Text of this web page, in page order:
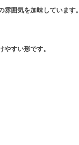
囲気を加味しています。
すい形です。